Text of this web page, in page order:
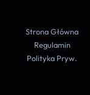
Strona Główna
Regulamin
Polityka Pryw.